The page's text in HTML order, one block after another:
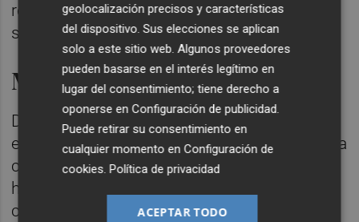
realicen el triaje y sin dotar a los centros de
salud de más ordenadores y recursos".
Misma consulta y ordenador
De hecho, afirma que las enfermeras "se
están viendo obligadas a compartir la misma
consulta y el mismo ordenador (a veces
hasta cuatro enfermeras), lo que
compromete la privacidad de los usuarios y
geolocalización precisos y características
del dispositivo. Sus elecciones se aplican
solo a este sitio web. Algunos proveedores
pueden basarse en el interés legítimo en
lugar del consentimiento; tiene derecho a
oponerse enConfiguración de publicidad
Puede retirar su consentimiento en
cualquier momento enConfiguración de
cookies .Política de privacidad
ACEPTAR TODO